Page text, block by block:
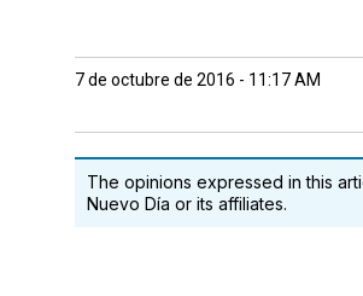
7 de octubre de 2016 - 11:17 AM
The opinions expressed in this
Nuevo Día or its affiliates.